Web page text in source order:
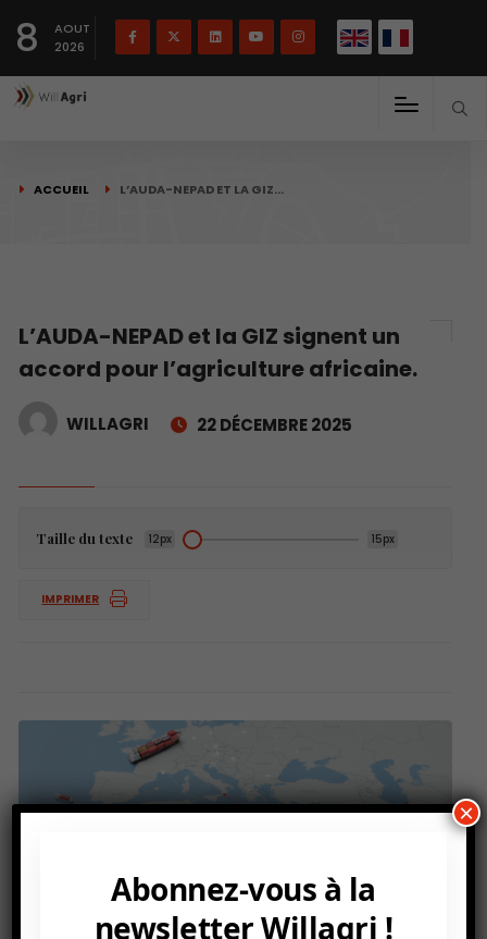
8
AOUT
2026
ACCUEIL L’AUDA-NEPAD ET LA GIZ…
L’AUDA-NEPAD et la GIZ signent un
accord pour l’agriculture africaine.
WILLAGRI 22 DÉCEMBRE 2025
Taille du texte 12px 15px
IMPRIMER
Abonnez-vous à la
newsletter Willagri !
×
Français English(English)